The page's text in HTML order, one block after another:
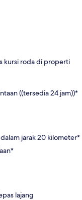
kursi roda di properti
((tersedia 24 jam))*
jarak 20 kilometer*
lajang